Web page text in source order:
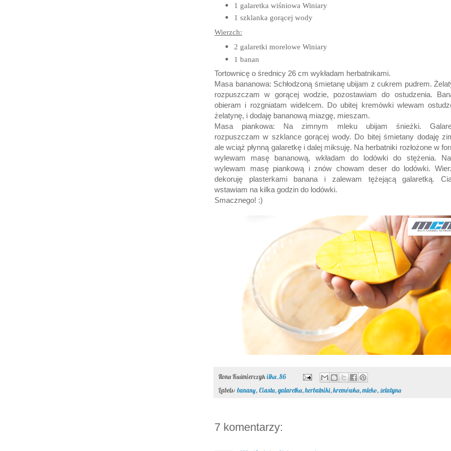
1 galaretka wiśniowa Winiary
1 szklanka gorącej wody
Wierzch:
2 galaretki morelowe Winiary
1 banan
Tortownicę o średnicy 26 cm wykładam herbatnikami.
Masa bananowa: Schłodzoną śmietanę ubijam z cukrem pudrem.
rozpuszczam w gorącej wodzie, pozostawiam do ostudzenia.
obieram i rozgniatam widelcem. Do ubitej kremówki wlewam
żelatynę, i dodaję bananową miazgę, mieszam.
Masa piankowa: Na zimnym mleku ubijam śnieżki.
rozpuszczam w szklance gorącej wody. Do bitej śmietany dodaję
ale wciąż płynną galaretkę i dalej miksuję. Na herbatniki rozłożone w
wylewam masę bananową, wkładam do lodówki do stężenia.
wylewam masę piankową i znów chowam deser do lodówki.
dekoruję plasterkami banana i zalewam tężejącą galaretką.
wstawiam na kilka godzin do lodówki.
Smacznego! :)
Ilona Kuśmierczykilka_86
Labels: banany, Ciasta,galaretka,herbatniki,kremówka,mleko,żelatyna
7 komentarzy: